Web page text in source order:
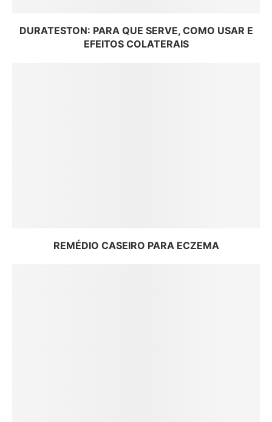
DURATESTON: PARA QUE SERVE, COMO USAR E
EFEITOS COLATERAIS
REMÉDIO CASEIRO PARA ECZEMA